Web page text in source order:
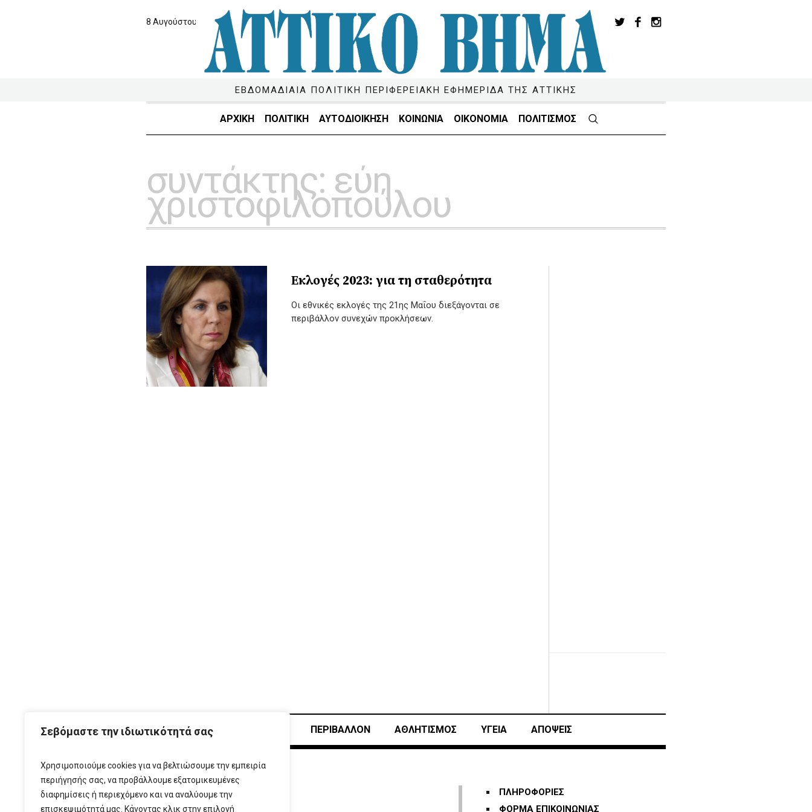
Σεβόμαστε την ιδιωτικότητά σας
Χρησιμοποιούμε cookies για να βελτιώσουμε την εμπειρία
περιήγησής σας, να προβάλλουμε εξατομικευμένες
διαφημίσεις ή περιεχόμενο και να αναλύουμε την
επισκεψιμότητά μας. Κάνοντας κλικ στην επιλογή
8 Αυγούστου 2026
ΕΒΔΟΜΑΔΙΑΙΑ ΠΟΛΙΤΙΚΗ ΠΕΡΙΦΕΡΕΙΑΚΗ ΕΦΗΜΕΡΙΔΑ ΤΗΣ ΑΤΤΙΚΗΣ
ΑΡΧΙΚΗ ΠΟΛΙΤΙΚΗ ΑΥΤΟΔΙΟΙΚΗΣΗ ΚΟΙΝΩΝΙΑ ΟΙΚΟΝΟΜΙΑ ΠΟΛΙΤΙΣΜΟΣ
συντάκτης: εύη
χριστοφιλοπούλου
Εκλογές 2023: για τη σταθερότητα
Οι εθνικές εκλογές της 21ης Μαΐου διεξάγονται σε
περιβάλλον συνεχών προκλήσεων.
ΠΕΡΙΒΑΛΛΟΝ ΑΘΛΗΤΙΣΜΌΣ ΥΓΕΙΑ ΑΠΟΨΕΙΣ
ΠΛΗΡΟΦΟΡΙΕΣ
ΦΟΡΜΑ ΕΠΙΚΟΙΝΩΝΙΑΣ